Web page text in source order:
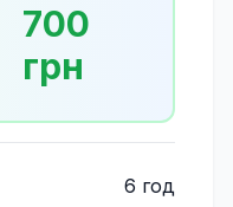
700
грн
6 год